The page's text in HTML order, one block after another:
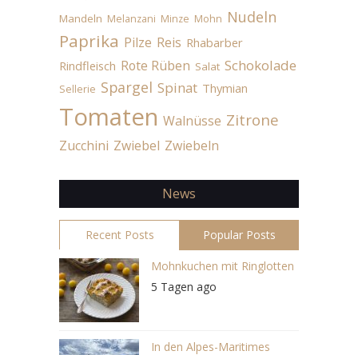
Mandeln Melanzani Minze Mohn Nudeln
Paprika Pilze Reis Rhabarber
Rindfleisch Rote Rüben Salat Schokolade
Sellerie Spargel Spinat Thymian
Tomaten Walnüsse Zitrone
Zucchini Zwiebel Zwiebeln
News
Recent Posts Popular Posts
Mohnkuchen mit Ringlotten
5 Tagen ago
In den Alpes-Maritimes